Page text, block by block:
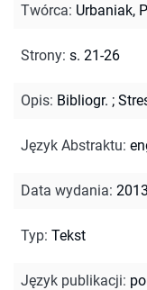
Twórca: Urbaniak,
Strony: s. 21-26
Opis: Bibliogr. ;
Język Abstraktu:
Data wydania: 2013
Typ: Tekst
Język publikacji: